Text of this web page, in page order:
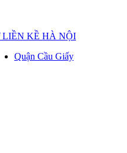
LIỀN KỀ HÀ NỘI
Quận Cầu Giấy